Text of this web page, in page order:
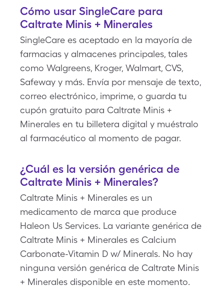
Cómo usar SingleCare para
Caltrate Minis + Minerales
SingleCare es aceptado en la mayoría de
farmacias y almacenes principales, tales
como Walgreens, Kroger, Walmart, CVS,
Safeway y más. Envía por mensaje de texto,
correo electrónico, imprime, o guarda tu
cupón gratuito para Caltrate Minis +
Minerales en tu billetera digital y muéstralo
al farmacéutico al momento de pagar.
¿Cuál es la versión genérica de
Caltrate Minis + Minerales?
Caltrate Minis + Minerales es un
medicamento de marca que produce
Haleon Us Services. La variante genérica de
Caltrate Minis + Minerales es Calcium
Carbonate-Vitamin D w/ Minerals. No hay
ninguna versión genérica de Caltrate Minis
+ Minerales disponible en este momento.